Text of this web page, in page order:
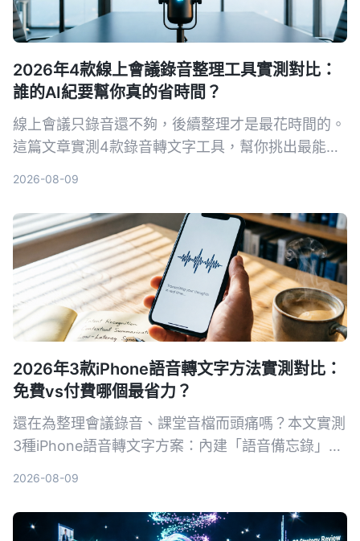
2026年4款線上會議錄音整理工具實測對比：
誰的AI紀要幫你真的省時間？
線上會議只錄音還不夠，後續整理才是最花時間的。
這篇文章實測4款錄音轉文字工具，幫你挑出最能自
2026-08-09
2026年3款iPhone語音轉文字方法實測對比：
免費vs付費哪個最省力？
還在為整理會議錄音、課堂音檔而頭痛嗎？本文實測
3種iPhone語音轉文字方案：內建「語音備忘錄」、
己的錄音轉文字方法。
2026-08-09